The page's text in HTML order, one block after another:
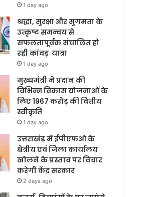
1 day ago
श्रद्धा, सुरक्षा और सुगमता के
उत्कृष्ट समन्वय से
सफलतापूर्वक संचालित हो
रही कांवड़ यात्रा
1 day ago
मुख्यमंत्री ने प्रदान की
विभिन्न विकास योजनाओं के
लिए 1967 करोड़ की वित्तीय
स्वीकृति
1 day ago
उत्तराखंड में ईपीएफओ के
क्षेत्रीय एवं जिला कार्यालय
खोलने के प्रस्ताव पर विचार
करेगी केंद्र सरकार
2 days ago